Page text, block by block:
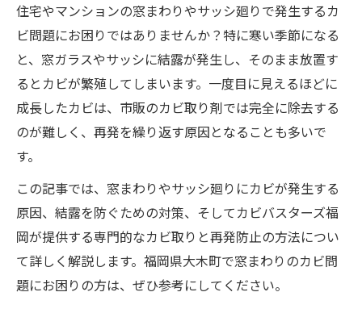
住宅やマンションの窓まわりやサッシ廻りで発生するカ
ビ問題にお困りではありませんか？特に寒い季節になる
と、窓ガラスやサッシに結露が発生し、そのまま放置す
るとカビが繁殖してしまいます。一度目に見えるほどに
成長したカビは、市販のカビ取り剤では完全に除去する
のが難しく、再発を繰り返す原因となることも多いで
す。
この記事では、窓まわりやサッシ廻りにカビが発生する
原因、結露を防ぐための対策、そしてカビバスターズ福
岡が提供する専門的なカビ取りと再発防止の方法につい
て詳しく解説します。福岡県大木町で窓まわりのカビ問
題にお困りの方は、ぜひ参考にしてください。